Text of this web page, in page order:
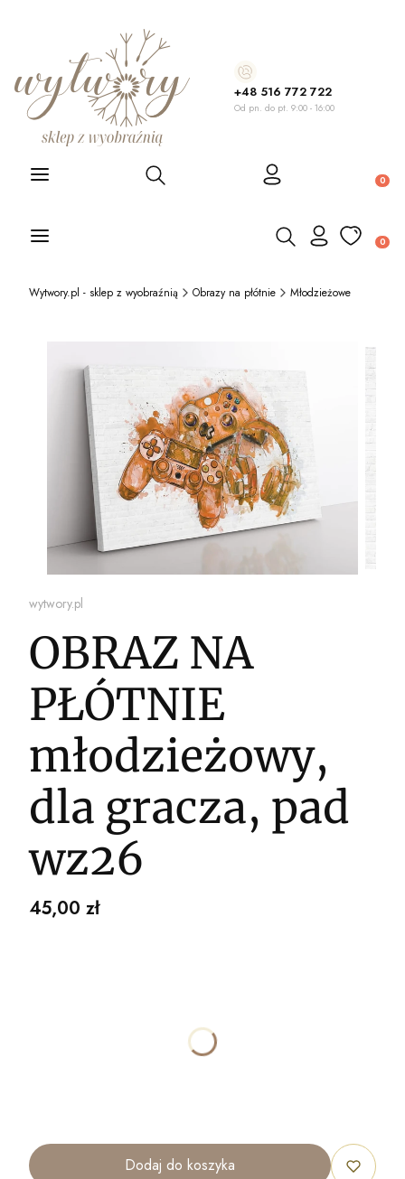
+48 516 772 722
Od pn. do pt. 9:00 - 16:00
Otwórz wyszukiwarkę
Otwórz wyszukiwarkę
Wytwory.pl - sklep z wyobraźnią Obrazy na płótnie Młodzieżowe
wytwory.pl
OBRAZ NA
PŁÓTNIE
młodzieżowy,
dla gracza, pad
wz26
Cena
45,00 zł
Dodaj do koszyka